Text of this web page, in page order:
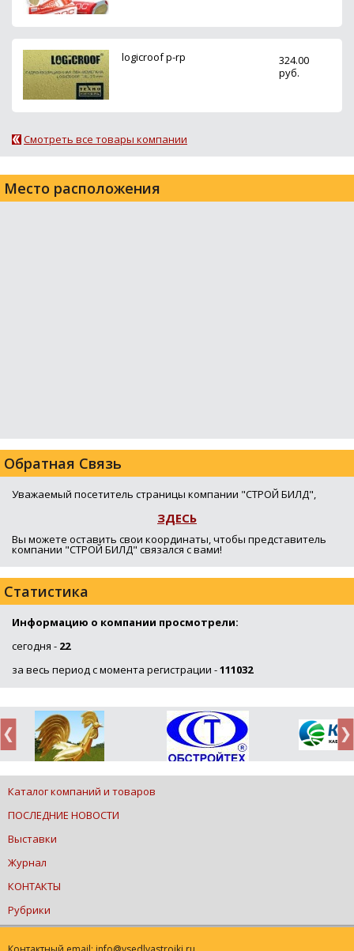
logicroof p-rp
324.00
руб.
Смотреть все товары компании
Место расположения
Обратная Связь
Уважаемый посетитель страницы компании "СТРОЙ БИЛД",
ЗДЕСЬ
Вы можете оставить свои координаты, чтобы представитель
компании "СТРОЙ БИЛД" связался с вами!
Статистика
Информацию о компании просмотрели:
сегодня - 22
за весь период с момента регистрации -111032
Каталог компаний и товаров
ПОСЛЕДНИЕ НОВОСТИ
Выставки
Журнал
КОНТАКТЫ
Рубрики